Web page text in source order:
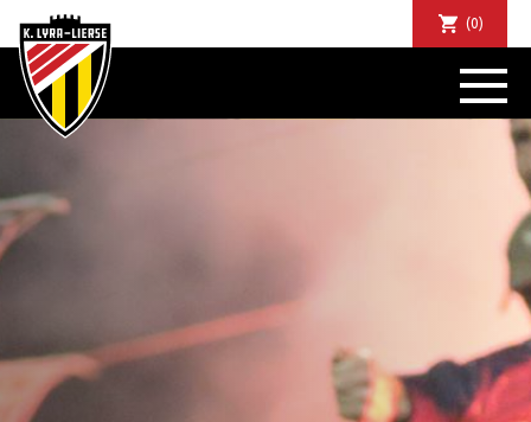
(0)
NIEUWS
DE CLUB
BUSINESS CLUB
MATCHDINERS